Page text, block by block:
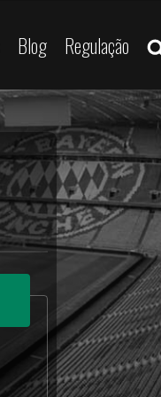
Blog Regulação